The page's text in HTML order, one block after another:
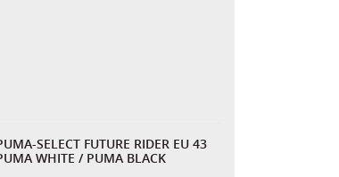
SELECT FUTURE RIDER EU 43
WHITE / PUMA BLACK